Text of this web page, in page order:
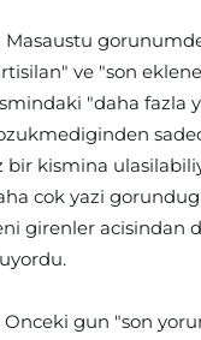
Masaustu
ve "son
"daha fazla
bir kismina
cok yazi
girenler acisindan
Onceki gun "son